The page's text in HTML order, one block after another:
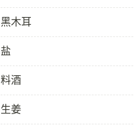
黑木耳
盐
料酒
生姜